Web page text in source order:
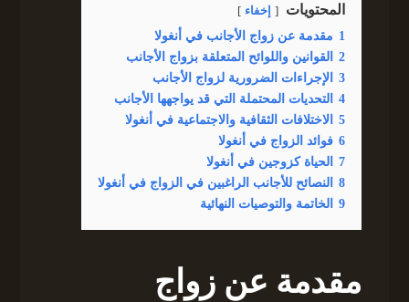
المحتويات إخفاء
1 مقدمة عن زواج الأجانب في أنغولا
2
القوانين واللوائح المتعلقة بزواج الأجانب
3
الإجراءات الضرورية لزواج الأجانب
4
التحديات المحتملة التي قد يواجهها الأجانب
5
الاختلافات الثقافية والاجتماعية في أنغولا
6 فوائد الزواج في أنغولا
7
الحياة كزوجين في أنغولا
8
النصائح للأجانب الراغبين في الزواج في أنغولا
9
الخاتمة والتوصيات النهائية
مقدمة عن زواج